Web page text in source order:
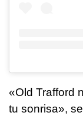
«Old Trafford
tu sonrisa»,